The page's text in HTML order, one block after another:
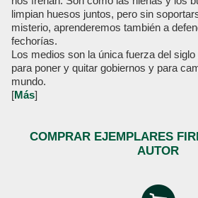
limpian huesos juntos, pero sin
misterio, aprenderemos también a
fechorías.
Los medios son la única fuerza del
para poner y quitar gobiernos y para
mundo.
[Más]
COMPRAR EJEMPLARES
AUTOR